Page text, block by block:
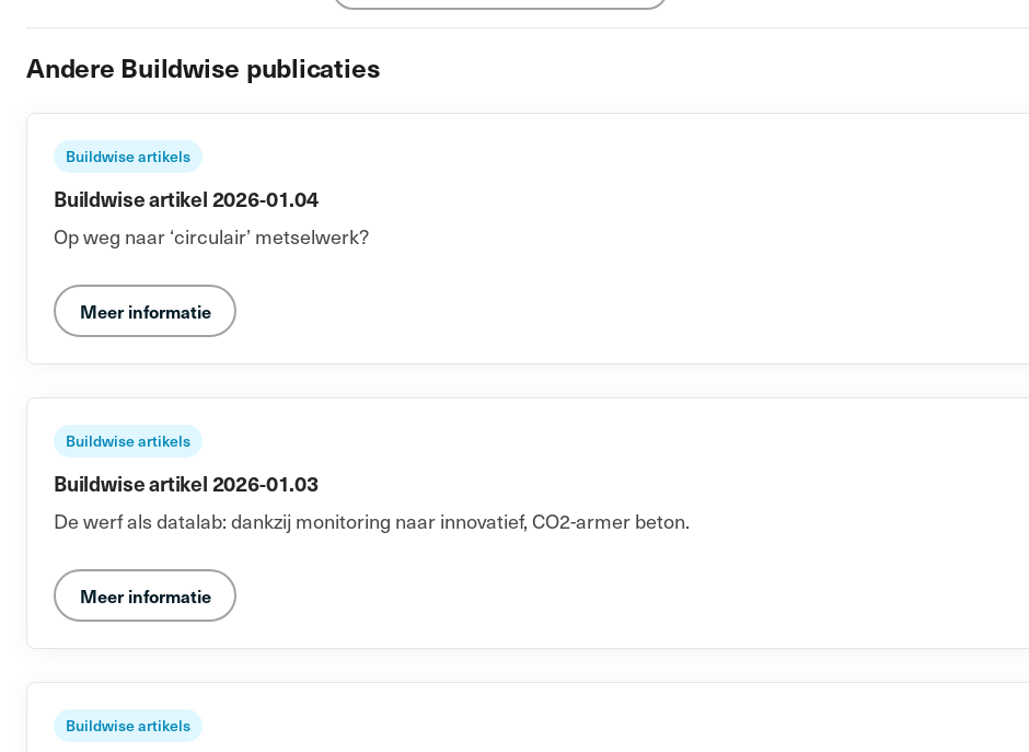
Andere Buildwise publicaties
Buildwise artikels
Buildwise artikel 2026-01.04
Op weg naar ‘circulair’ metselwerk?
Meer informatie
Buildwise artikels
Buildwise artikel 2026-01.03
De werf als datalab: dankzij monitoring naar innovatief, CO2-armer beton.
Meer informatie
Buildwise artikels